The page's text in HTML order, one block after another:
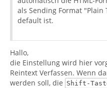
als Sending Format
default ist.
Hallo,
die Einstellung wird hier
Reintext Verfassen. Wenn
werden soll, die Shift-